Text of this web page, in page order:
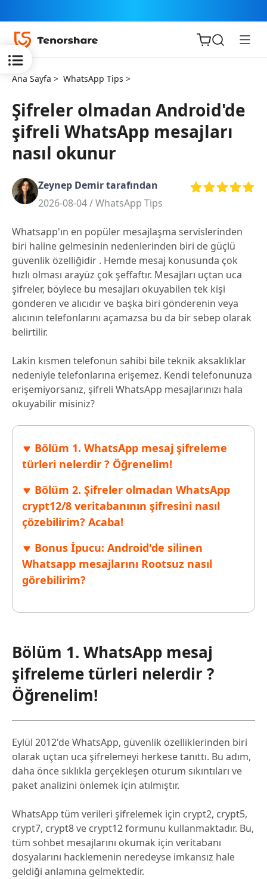
iOS için
ReiBoot
Tenorshare
PDNob
iAnyGo
Ana Sayfa > WhatsApp Tips >
Şifreler olmadan Android'de
şifreli WhatsApp mesajları
nasıl okunur
Zeynep Demir tarafından
2026-08-04 /WhatsApp Tips
Whatsapp'ın en popüler mesajlaşma servislerinden
biri haline gelmesinin nedenlerinden biri de güçlü
güvenlik özelliğidir . Hemde mesaj konusunda çok
hızlı olması arayüz çok şeffaftır. Mesajları uçtan uca
şifreler, böylece bu mesajları okuyabilen tek kişi
gönderen ve alıcıdır ve başka biri gönderenin veya
alıcının telefonlarını açamazsa bu da bir sebep olarak
belirtilir.
Lakin kısmen telefonun sahibi bile teknik aksaklıklar
nedeniyle telefonlarına erişemez. Kendi telefonunuza
erişemiyorsanız, şifreli WhatsApp mesajlarınızı hala
okuyabilir misiniz?
Bölüm 1. WhatsApp mesaj şifreleme
türleri nelerdir ? Öğrenelim!
Bölüm 2. Şifreler olmadan WhatsApp
crypt12/8 veritabanının şifresini nasıl
çözebilirim? Acaba!
Bonus İpucu: Android'de silinen
Whatsapp mesajlarını Rootsuz nasıl
görebilirim?
Bölüm 1. WhatsApp mesaj
şifreleme türleri nelerdir ?
Öğrenelim!
Eylül 2012'de WhatsApp, güvenlik özelliklerinden biri
olarak uçtan uca şifrelemeyi herkese tanıttı. Bu adım,
daha önce sıklıkla gerçekleşen oturum sıkıntıları ve
paket analizini önlemek için atılmıştır.
WhatsApp tüm verileri şifrelemek için crypt2, crypt5,
crypt7, crypt8 ve crypt12 formunu kullanmaktadır. Bu,
tüm sohbet mesajlarını okumak için veritabanı
dosyalarını hacklemenin neredeyse imkansız hale
geldiği anlamına gelmektedir.